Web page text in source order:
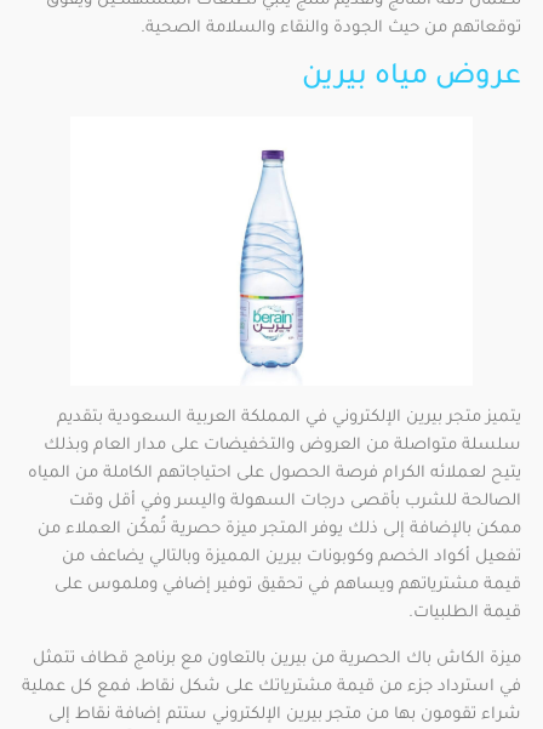
توقعاتهم من حيث الجودة والنقاء والسلامة الصحية.
عروض مياه بيرين
يتميز متجر بيرين الإلكتروني في المملكة العربية السعودية بتقديم
سلسلة متواصلة من العروض والتخفيضات على مدار العام وبذلك
يتيح لعملائه الكرام فرصة الحصول على احتياجاتهم الكاملة من المياه
الصالحة للشرب بأقصى درجات السهولة واليسر وفي أقل وقت
ممكن بالإضافة إلى ذلك يوفر المتجر ميزة حصرية تُمكّن العملاء من
تفعيل أكواد الخصم وكوبونات بيرين المميزة وبالتالي يضاعف من
قيمة مشترياتهم ويساهم في تحقيق توفير إضافي وملموس على
قيمة الطلبيات.
ميزة الكاش باك الحصرية من بيرين بالتعاون مع برنامج قطاف تتمثل
في استرداد جزء من قيمة مشترياتك على شكل نقاط، فمع كل عملية
شراء تقومون بها من متجر بيرين الإلكتروني ستتم إضافة نقاط إلى